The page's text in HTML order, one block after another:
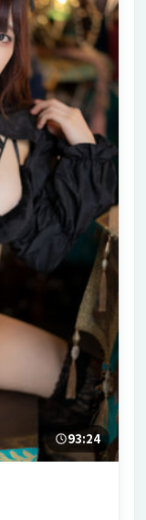
93:24